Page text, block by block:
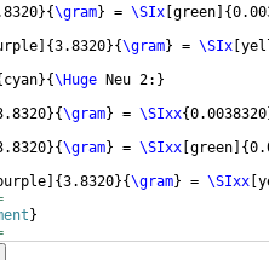
}{\gram} = \SIx green {
{3.8320}{\gram} = \SIx
cyan}{\Huge Neu 2: }
}{\gram} = \SIxx{0.0038320
}{\gram} = \SIxx green {
{3.8320}{\gram} = \SIxx
}